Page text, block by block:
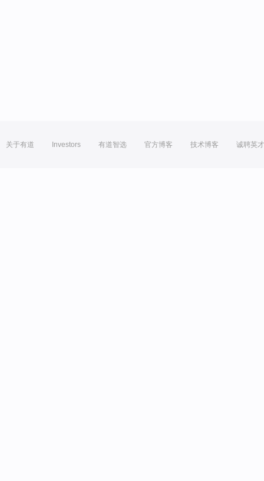
关于有道 Investors 有道智选 官方博客 技术博客 诚聘英才